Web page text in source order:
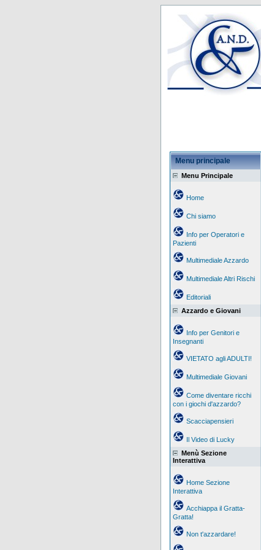
Menu principale
Menu Principale
Home
Chi siamo
Info per Operatori e
Pazienti
Multimediale Azzardo
Multimediale Altri Rischi
Editoriali
Azzardo e Giovani
Info per Genitori e
Insegnanti
VIETATO agli ADULTI!
Multimediale Giovani
Come diventare ricchi
con i giochi d'azzardo?
Scacciapensieri
Il Video di Lucky
Menù Sezione
Interattiva
Home Sezione
Interattiva
Acchiappa il Gratta-
Gratta!
Non t'azzardare!